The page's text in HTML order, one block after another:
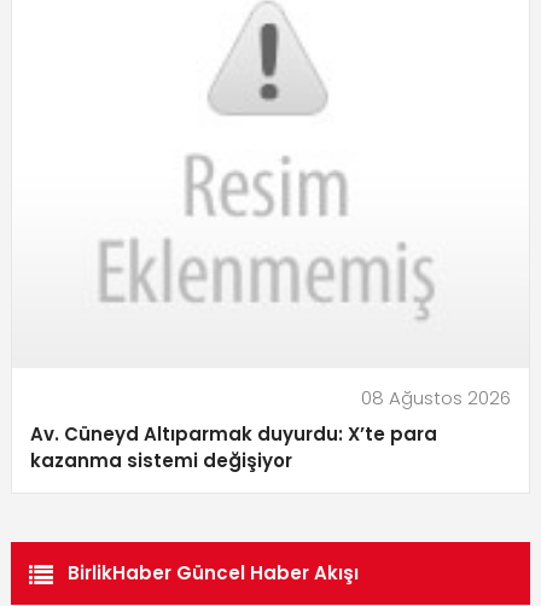
08 Ağustos 2026
Av. Cüneyd Altıparmak duyurdu: X’te para
kazanma sistemi değişiyor
BirlikHaber Güncel Haber Akışı